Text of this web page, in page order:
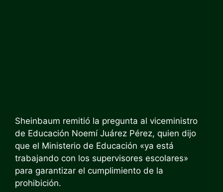
Sheinbaum remitió la pregunta al viceministro
de Educación Noemí Juárez Pérez, quien dijo
que el Ministerio de Educación «ya está
trabajando con los supervisores escolares»
para garantizar el cumplimiento de la
prohibición.